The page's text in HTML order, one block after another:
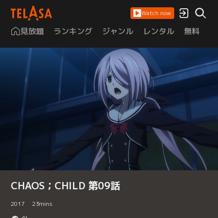
Watch now
見放題 ランキング ジャンル レンタル 無料
CHAOS；CHILD 第09話
2017 23mins